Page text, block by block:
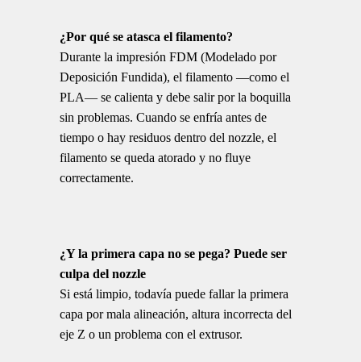
¿Por qué se atasca el filamento?
Durante la impresión FDM (Modelado por
Deposición Fundida), el filamento —como el
PLA— se calienta y debe salir por la boquilla
sin problemas. Cuando se enfría antes de
tiempo o hay residuos dentro del nozzle, el
filamento se queda atorado y no fluye
correctamente.
¿Y la primera capa no se pega? Puede ser
culpa del nozzle
Si está limpio, todavía puede fallar la primera
capa por mala alineación, altura incorrecta del
eje Z o un problema con el extrusor.